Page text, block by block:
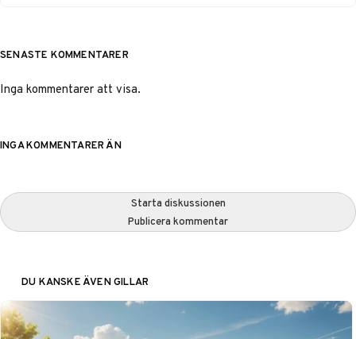
SENASTE KOMMENTARER
Inga kommentarer att visa.
INGA KOMMENTARER ÄN
Starta diskussionen
Publicera kommentar
DU KANSKE ÄVEN GILLAR